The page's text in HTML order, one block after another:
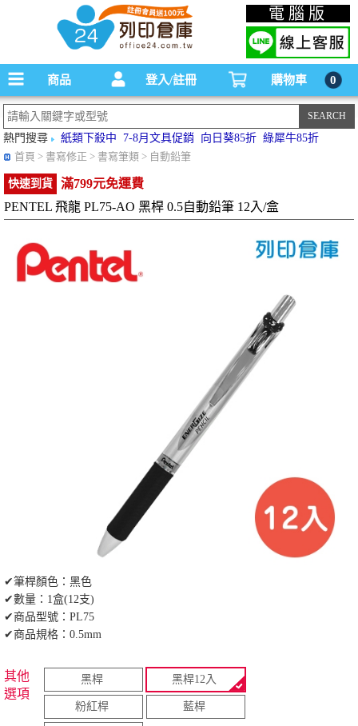
碳粉匣，墨水匣,原廠碳粉匣，副廠碳粉匣，環保碳粉匣,連續供墨印表機-office24列印
倉庫線上購物手機版
電腦版
商品 登入/註冊 購物車 0
熱門搜尋 紙類下殺中 7-8月文具促銷 向日葵85折 綠犀牛85折
首頁 > 書寫修正 > 書寫筆類 > 自動鉛筆
快速到貨
滿799元免運費
PENTEL 飛龍 PL75-AO 黑桿 0.5自動鉛筆 12入/盒
✔筆桿顏色：黑色
✔數量：1盒(12支)
✔商品型號：PL75
✔商品規格：0.5mm
其他
選項
黑桿 黑桿12入
粉紅桿 藍桿